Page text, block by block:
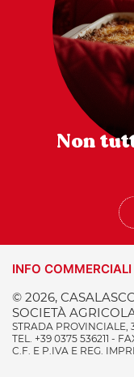
Non
INFO COMMERCIALI
© 2026,
SOCIETÀ
STRADA PROVINCIALE,
TEL. +39 0375 536211 -
C.F. E P.IVA E REG.